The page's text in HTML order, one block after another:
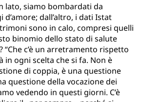
lato, siamo bombardati da
dall’altro, i dati Istat
sono in calo, compresi quelli
binomio dello stato di salute
“Che c’è un arretramento rispetto
in ogni scelta che si fa. Non è
di coppia, è una questione
questione della vocazione dei
vedendo in questi giorni. C’è